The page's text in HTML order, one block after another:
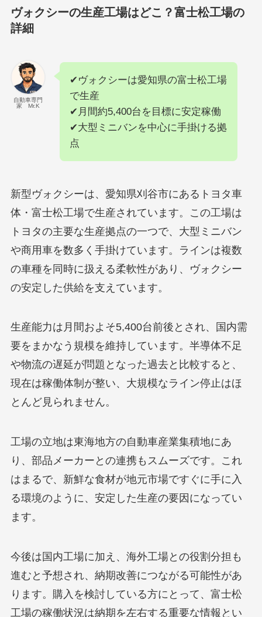
ヴォクシーの生産工場はどこ？富士松工場の
詳細
自動車専門
家 Mr.K
✔ヴォクシーは愛知県の富士松工場
で生産
✔月間約5,400台を目標に安定稼働
✔大型ミニバンを中心に手掛ける拠
点
新型ヴォクシーは、愛知県刈谷市にあるトヨタ車
体・富士松工場で生産されています。この工場は
トヨタの主要な生産拠点の一つで、大型ミニバン
や商用車を数多く手掛けています。ラインは複数
の車種を同時に扱える柔軟性があり、ヴォクシー
の安定した供給を支えています。
生産能力は月間およそ5,400台前後とされ、国内需
要をまかなう規模を維持しています。半導体不足
や物流の遅延が問題となった過去と比較すると、
現在は稼働体制が整い、大規模なライン停止はほ
とんど見られません。
工場の立地は東海地方の自動車産業集積地にあ
り、部品メーカーとの連携もスムーズです。これ
はまるで、新鮮な食材が地元市場ですぐに手に入
る環境のように、安定した生産の要因になってい
ます。
今後は国内工場に加え、海外工場との役割分担も
進むと予想され、納期改善につながる可能性があ
ります。購入を検討している方にとって、富士松
工場の稼働状況は納期を左右する重要な情報とい